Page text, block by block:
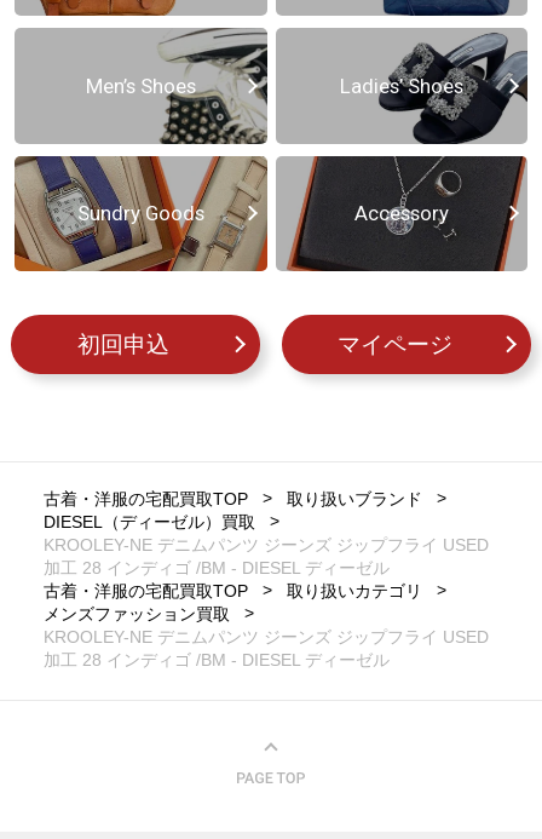
Men’s Shoes Ladies’ Shoes
Sundry Goods Accessory
初回申込 マイページ
古着・洋服の宅配買取TOP
取り扱いブランド
DIESEL（ディーゼル）買取
KROOLEY-NE デニムパンツ ジーンズ ジップフライ USED
加工 28 インディゴ /BM - DIESEL ディーゼル
古着・洋服の宅配買取TOP
取り扱いカテゴリ
メンズファッション買取
KROOLEY-NE デニムパンツ ジーンズ ジップフライ USED
加工 28 インディゴ /BM - DIESEL ディーゼル